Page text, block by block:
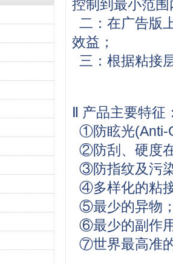
控制到最小范
二：在广告版
效益；
三：根据粘接
Ⅱ 产品主要特征
①防眩光(Anti-
②防刮、硬度
③防指纹及污
④多样化的粘
⑤最少的异物
⑥最少的副作
⑦世界最高准